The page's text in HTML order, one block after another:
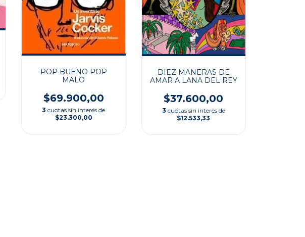
POP BUENO POP
MALO
$69.900,00
3 cuotas sin interés de
$23.300,00
DIEZ MANERAS DE
AMAR A LANA DEL REY
$37.600,00
3 cuotas sin interés de
$12.533,33